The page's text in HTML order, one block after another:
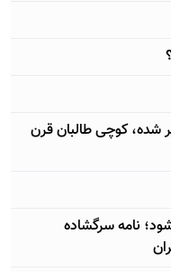
تکثیر شده، کوچی طالبان قرن
نامه سرگشاده